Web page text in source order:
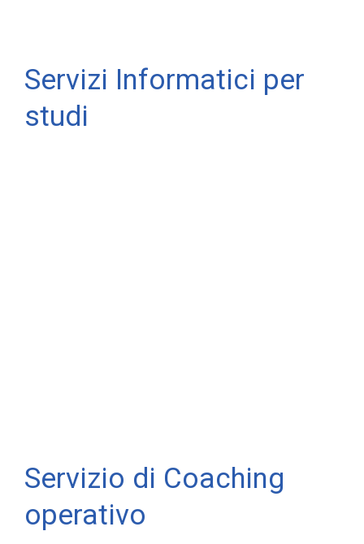
Servizi Informatici per
studi
Servizio di Coaching
operativo